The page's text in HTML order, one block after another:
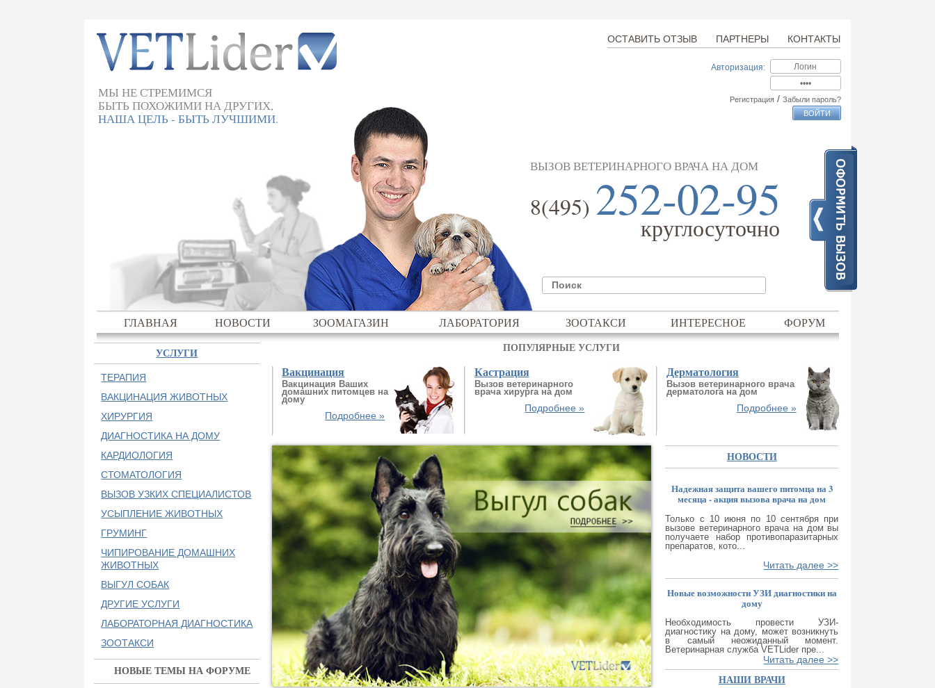
КОНТАКТЫ
ПАРТНЕРЫ
ОСТАВИТЬ ОТЗЫВ
Авторизация:
Регистрация / Забыли пароль?
ВЫЗОВ ВЕТЕРИНАРНОГО ВРАЧА НА ДОМ
8(495) 252-02-95
круглосуточно
МЫ НЕ СТРЕМИМСЯ
БЫТЬ ПОХОЖИМИ НА ДРУГИХ,
НАША ЦЕЛЬ - БЫТЬ ЛУЧШИМИ.
ГЛАВНАЯ НОВОСТИ ЗООМАГАЗИН ЛАБОРАТОРИЯ ЗООТАКСИ ИНТЕРЕСНОЕ ФОРУМ
ПОПУЛЯРНЫЕ УСЛУГИ
Вакцинация
Вакцинация Ваших
домашних питомцев на
дому
Подробнее »
Кастрация
Вызов ветеринарного
врача хирурга на дом
Подробнее »
Дерматология
Вызов ветеринарного врача
дерматолога на дом
Подробнее »
УСЛУГИ
ТЕРАПИЯ
ВАКЦИНАЦИЯ ЖИВОТНЫХ
ХИРУРГИЯ
ДИАГНОСТИКА НА ДОМУ
КАРДИОЛОГИЯ
СТОМАТОЛОГИЯ
ВЫЗОВ УЗКИХ СПЕЦИАЛИСТОВ
УСЫПЛЕНИЕ ЖИВОТНЫХ
ГРУМИНГ
ЧИПИРОВАНИЕ ДОМАШНИХ
ЖИВОТНЫХ
ВЫГУЛ СОБАК
ДРУГИЕ УСЛУГИ
ЛАБОРАТОРНАЯ ДИАГНОСТИКА
ЗООТАКСИ
НОВЫЕ ТЕМЫ НА ФОРУМЕ
НОВОСТИ
Надежная защита вашего питомца на 3
месяца - акция вызова врача на дом
Только с 10 июня по 10 сентября при
вызове ветеринарного врача на дом вы
получаете набор противопаразитарных
препаратов, кото...
Читать далее >>
Новые возможности УЗИ диагностики на
дому
Необходимость провести УЗИ-
диагностику на дому, может возникнуть
в самый неожиданный момент.
Ветеринарная служба VETLider пре...
Читать далее >>
НАШИ ВРАЧИ